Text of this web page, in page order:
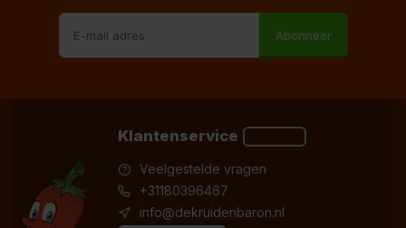
Abonneer
Klantenservice
Veelgestelde vragen
+31180396467
info@dekruidenbaron.nl